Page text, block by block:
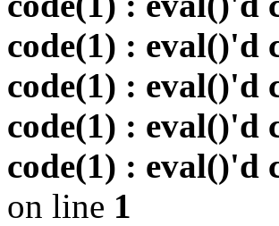
code(1) : eval()'d
code(1) : eval()'d
code(1) : eval()'d
code(1) : eval()'d
on line 1